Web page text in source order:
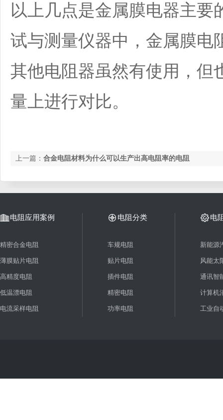
以上几点是金属膜电器主
试与测量仪器中，金属膜电
其他电阻器虽然有使用，但
量上进行对比。
上一篇： 合金电阻材料为什么可以生产出高电阻率的电阻
电阻应用案例
精密合金电阻
薄膜贴片电阻
高精度电阻
低温漂电阻
电流采样电阻
电阻分类
车规电阻
贴片电阻
插件电阻
精密电阻
功率电阻
电
新能源
风能太
通讯智
计算机
工业自